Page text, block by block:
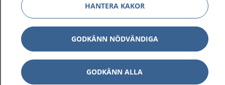
Behandling av personuppgifter
Hantering av kakor
Inställningar för kakor
HANTERA KAKOR
GODKÄNN NÖDVÄNDIGA
GODKÄNN ALLA